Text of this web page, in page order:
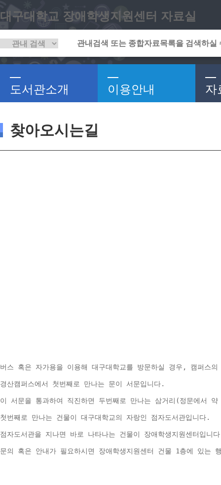
대구대학교 장애학생지원센터 자료실
도서관소개 이용안내 자
찾아오시는길
버스 혹은 자가용을 이용해 대구대학교를 방문하실 경우, 캠퍼스
경산캠퍼스에서 첫번째로 만나는 문이 서문입니다.
이 서문을 통과하여 직진하면 두번째로 만나는 삼거리(정문에서
첫번째로 만나는 건물이 대구대학교의 자랑인 점자도서관입니다.
점자도서관을 지나면 바로 나타나는 건물이 장애학생지원센터입니
문의 혹은 안내가 필요하시면 장애학생지원센터 건물 1층에 있는